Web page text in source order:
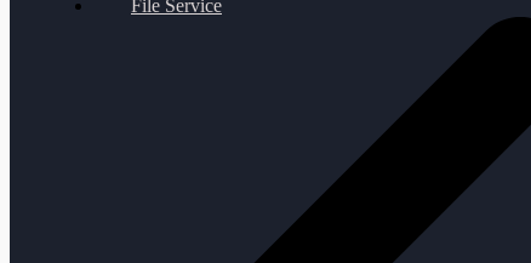
File Service